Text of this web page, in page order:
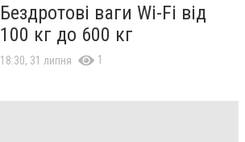
Бездротові ваги Wi-Fi від
100 кг до 600 кг
18:30, 31 липня 1